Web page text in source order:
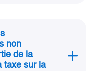
non
de la
taxe sur la